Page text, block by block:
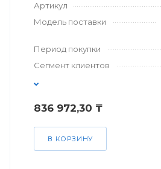
Артикул
Модель поставки
Период покупки
Сегмент клиентов
836 972,30 ₸
В КОРЗИНУ